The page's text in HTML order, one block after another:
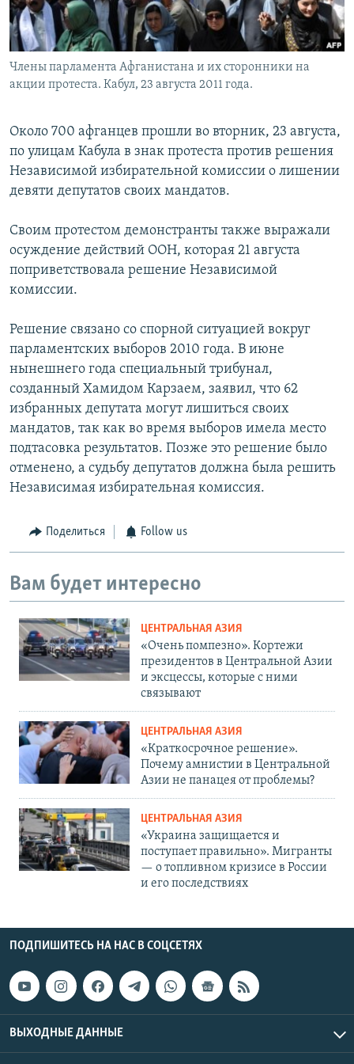
Члены парламента Афганистана и их сторонники на
акции протеста. Кабул, 23 августа 2011 года.
Около 700 афганцев прошли во вторник, 23 августа,
по улицам Кабула в знак протеста против решения
Независимой избирательной комиссии о лишении
девяти депутатов своих мандатов.
Своим протестом демонстранты также выражали
осуждение действий ООН, которая 21 августа
поприветствовала решение Независимой
комиссии.
Решение связано со спорной ситуацией вокруг
парламентских выборов 2010 года. В июне
нынешнего года специальный трибунал,
созданный Хамидом Карзаем, заявил, что 62
избранных депутата могут лишиться своих
мандатов, так как во время выборов имела место
подтасовка результатов. Позже это решение было
отменено, а судьбу депутатов должна была решить
Независимая избирательная комиссия.
Поделиться Follow us
Вам будет интересно
ЦЕНТРАЛЬНАЯ АЗИЯ
«Очень помпезно». Кортежи
президентов в Центральной Азии
и эксцессы, которые с ними
связывают
ЦЕНТРАЛЬНАЯ АЗИЯ
«Краткосрочное решение».
Почему амнистии в Центральной
Азии не панацея от проблемы?
ЦЕНТРАЛЬНАЯ АЗИЯ
«Украина защищается и
поступает правильно». Мигранты
— о топливном кризисе в России
и его последствиях
ПОДПИШИТЕСЬ НА НАС В СОЦСЕТЯХ
ВЫХОДНЫЕ ДАННЫЕ